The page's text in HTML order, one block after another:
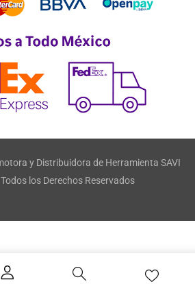
y Distribuidora de Herramienta SAVI
los Derechos Reservados